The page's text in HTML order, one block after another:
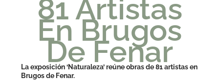
81 Artistas
En Brugos
De Fenar
La exposición ‘Naturaleza’ reúne obras de 81 artistas en
Brugos de Fenar.